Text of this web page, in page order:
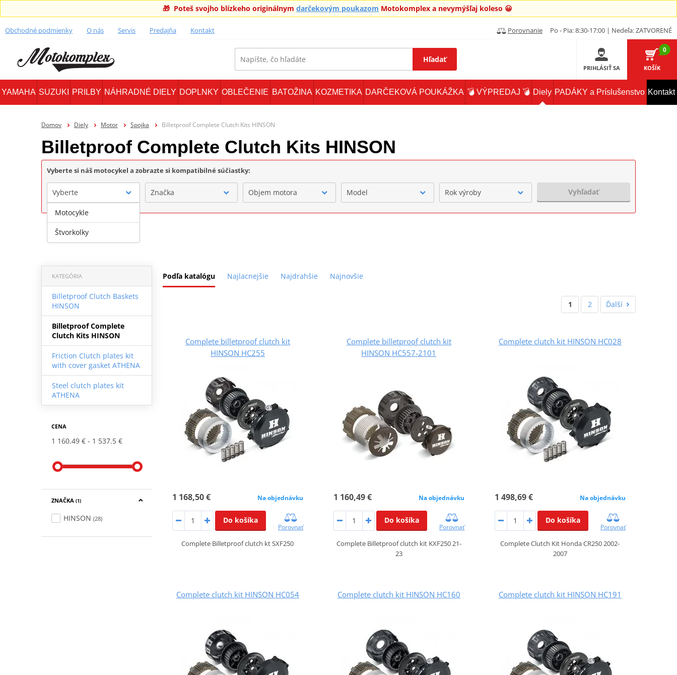
🎁 Poteš svojho blízkeho originálnym darčekovým poukazom Motokomplex a nevymýšľaj koleso 😀
Obchodné podmienky O nás Servis Predajňa Kontakt Porovnanie Po - Pia: 8:30-17:00 | Nedeľa: ZATVORENÉ
Hľadať
PRIHLÁSIŤ SA
0
KOŠÍK
YAMAHA SUZUKI PRILBY NÁHRADNÉ DIELY DOPLNKY OBLEČENIE BATOŽINA KOZMETIKA DARČEKOVÁ POUKÁŽKA 💣 VÝPREDAJ 💣 Diely PADÁKY a Príslušenstvo Kontakt
Domov Diely Motor Spojka Billetproof Complete Clutch Kits HINSON
Billetproof Complete Clutch Kits HINSON
Vyberte si náš motocykel a zobrazte si kompatibilné súčiastky:
Vyberte Značka Objem motora Model Rok výroby Vyhľadať
Podľa katalógu Najlacnejšie Najdrahšie Najnovšie
KATEGÓRIA
Billetproof Clutch Baskets
HINSON
Billetproof Complete
Clutch Kits HINSON
Friction Clutch plates kit
with cover gasket ATHENA
Steel clutch plates kit
ATHENA
CENA
1 160.49 € 1 537.5 €
ZNAČKA (1)
HINSON (28)
1 2 Ďalší
Complete billetproof clutch kit
HINSON HC255
1 168,50 € Na objednávku
Do košíka
Porovnať
Complete Billetproof clutch kt SXF250
Complete billetproof clutch kit
HINSON HC557-2101
1 160,49 € Na objednávku
Do košíka
Porovnať
Complete Billetproof clutch kit KXF250 21-
23
Complete clutch kit HINSON HC028
1 498,69 € Na objednávku
Do košíka
Porovnať
Complete Clutch Kit Honda CR250 2002-
2007
Complete clutch kit HINSON HC054 Complete clutch kit HINSON HC160 Complete clutch kit HINSON HC191
Motocykle
Štvorkolky